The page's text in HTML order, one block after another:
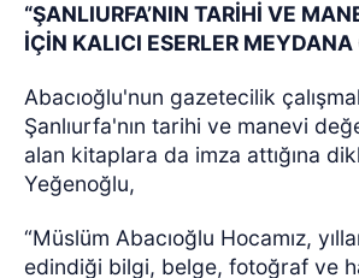
“ŞANLIURFA’NIN TARİHİ VE
İÇİN KALICI ESERLER MEYDANA
Abacıoğlu'nun gazetecilik
Şanlıurfa'nın tarihi ve manevi
alan kitaplara da imza attığına
Yeğenoğlu,
“Müslüm Abacıoğlu Hocamız,
edindiği bilgi, belge, fotoğraf ve